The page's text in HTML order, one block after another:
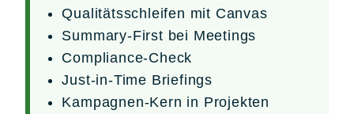
Qualitätsschleifen mit Canvas
Summary-First bei Meetings
Compliance-Check
Just-in-Time Briefings
Kampagnen-Kern in Projekten